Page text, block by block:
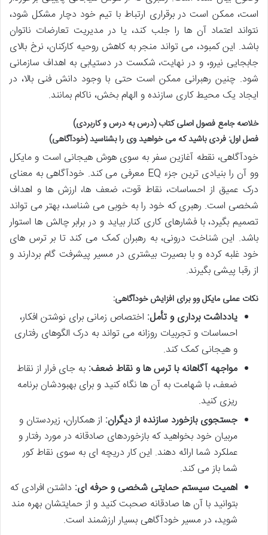
است، ممکن است در برقراری ارتباط با تیم خود دچار مشکل شود،
نتواند اعتماد آن ها را جلب کند، یا در مدیریت تعارضات ناتوان
باشد. این کمبود، می تواند منجر به کاهش روحیه کارکنان، نرخ بالای
جابجایی نیرو، و در نهایت، شکست در دستیابی به اهداف سازمانی
شود. چنین رهبرانی ممکن است حتی با وجود دانش فنی بالا، در
ایجاد یک محیط کاری سازنده و الهام بخش، ناکام بمانند.
خلاصه جامع فصول اصلی کتاب (درس به درس و کاربردی)
فصل اول: فردی باشید که می خواهید وی را بشناسید (خودآگاهی)
خودآگاهی، نقطه آغازین سفر به سوی هوش هیجانی است و مایکل
وو آن را بنیادی ترین جزء EQ معرفی می کند. خودآگاهی به معنای
درک عمیق از احساسات، نقاط قوت، ضعف ها، ارزش ها و اهداف
شخصی است. رهبری که خود را به خوبی می شناسد، بهتر می تواند
تصمیم بگیرد، با فشارهای کاری کنار بیاید و در برابر چالش ها استوار
باشد. این شناخت درونی، به رهبران کمک می کند تا بر ترس های
خود غلبه کرده و با بصیرت بیشتری در مسیر پیشرفت گام بردارند و
از رقبا پیشی بگیرند.
نکات عملی مایکل وو برای افزایش خودآگاهی:
یادداشت برداری و تأمل: اختصاص زمانی برای نوشتن افکار،
احساسات و تجربیات روزانه می تواند به درک الگوهای رفتاری
و هیجانی کمک کند.
مواجهه آگاهانه با ترس ها و نقاط ضعف: به جای فرار از نقاط
ضعف، با شهامت به آن ها نگاه کنید و برای بهبودشان برنامه
ریزی کنید.
جستجوی بازخورد سازنده از دیگران: از همکاران، زیردستان و
مربیان خود بخواهید که بازخوردهای صادقانه در مورد رفتار و
عملکرد شما ارائه دهند. این کار دریچه ای به سوی نقاط کور
شما باز می کند.
اهمیت سیستم حمایتی شخصی و حرفه ای: داشتن افرادی که
بتوانید با آن ها صادقانه صحبت کنید و از حمایتشان بهره مند
شوید، در مسیر خودآگاهی بسیار ارزشمند است.